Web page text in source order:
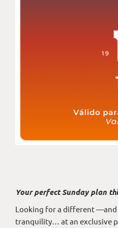
Your perfect Sunday plan
Looking for a different —and
tranquility… at an exclusive